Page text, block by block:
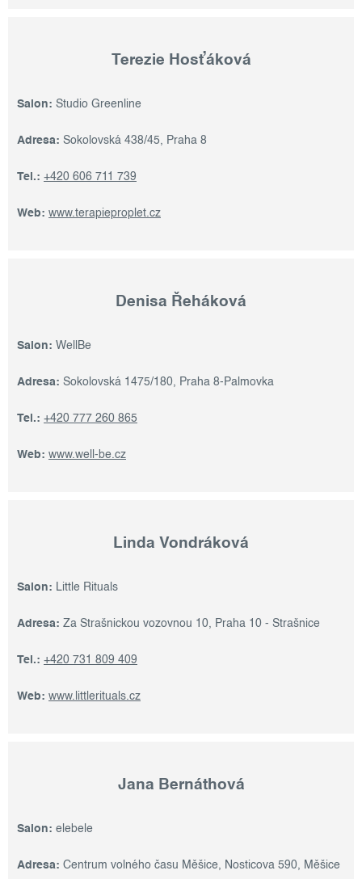
Terezie Hosťáková
Salon: Studio Greenline
Adresa: Sokolovská 438/45, Praha 8
Tel.: +420 606 711 739
Web: www.terapieproplet.cz
Denisa Řeháková
Salon: WellBe
Adresa: Sokolovská 1475/180, Praha 8-Palmovka
Tel.: +420 777 260 865
Web: www.well-be.cz
Linda Vondráková
Salon: Little Rituals
Adresa: Za Strašnickou vozovnou 10, Praha 10 - Strašnice
Tel.: +420 731 809 409
Web: www.littlerituals.cz
Jana Bernáthová
Salon: elebele
Adresa: Centrum volného času Měšice, Nosticova 590, Měšice